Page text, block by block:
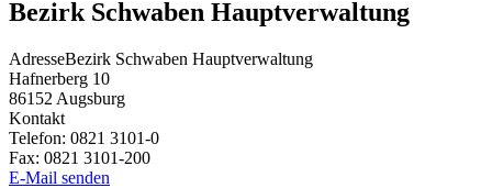
Bezirk Schwaben Hauptverwaltung
AdresseBezirk Schwaben Hauptverwaltung
Hafnerberg 10
86152 Augsburg
Kontakt
Telefon: 0821 3101-0
Fax: 0821 3101-200
E-Mail senden